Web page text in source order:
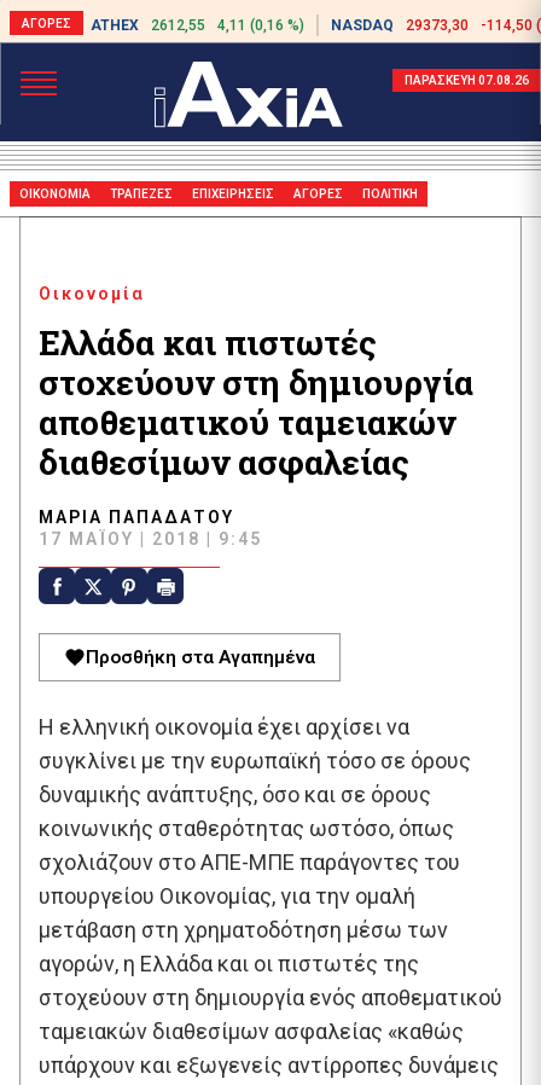
ATHEX 2612,55 4,11 (0,16 %) NASDAQ 29373,30 -114,50
ΠΑΡΑΣΚΕΥΗ 07.08.26
ΟΙΚΟΝΟΜΙΑ ΤΡΑΠΕΖΕΣ ΕΠΙΧΕΙΡΗΣΕΙΣ ΑΓΟΡΕΣ ΠΟΛΙΤΙΚΗ
Οικονομία
Ελλάδα και πιστωτές
στοχεύουν στη δημιουργία
αποθεματικού ταμειακών
διαθεσίμων ασφαλείας
ΜΑΡΊΑ ΠΑΠΑΔΆΤΟΥ
17 ΜΑΪ́ΟΥ | 2018 | 9:45
Προσθήκη στα Αγαπημένα
Η ελληνική οικονομία έχει αρχίσει να
συγκλίνει με την ευρωπαϊκή τόσο σε όρους
δυναμικής ανάπτυξης, όσο και σε όρους
κοινωνικής σταθερότητας ωστόσο, όπως
σχολιάζουν στο ΑΠΕ-ΜΠΕ παράγοντες του
υπουργείου Οικονομίας, για την ομαλή
μετάβαση στη χρηματοδότηση μέσω των
αγορών, η Ελλάδα και οι πιστωτές της
στοχεύουν στη δημιουργία ενός αποθεματικού
ταμειακών διαθεσίμων ασφαλείας «καθώς
υπάρχουν και εξωγενείς αντίρροπες δυνάμεις